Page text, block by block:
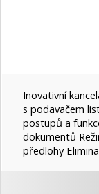
Inovativní
s podavačem
postupů a
dokumentů
předlohy